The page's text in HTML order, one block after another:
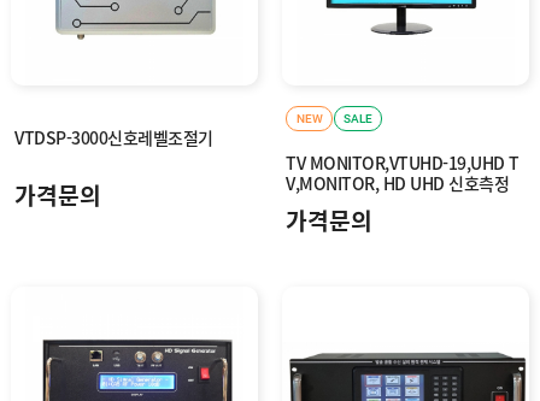
VTDSP-3000신호레벨조절기
가격문의
NEW SALE
TV MONITOR,VTUHD-19,UHD T
V,MONITOR, HD UHD 신호측정
가격문의